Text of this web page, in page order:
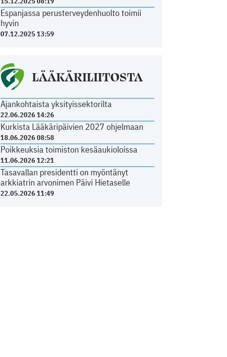
Espanjassa perusterveydenhuolto toimii
hyvin
07.12.2025 13:59
LÄÄKÄRILIITOSTA
Ajankohtaista yksityissektorilta
22.06.2026 14:26
Kurkista Lääkäripäivien 2027 ohjelmaan
18.06.2026 08:58
Poikkeuksia toimiston kesäaukioloissa
11.06.2026 12:21
Tasavallan presidentti on myöntänyt
arkkiatrin arvonimen Päivi Hietaselle
22.05.2026 11:49